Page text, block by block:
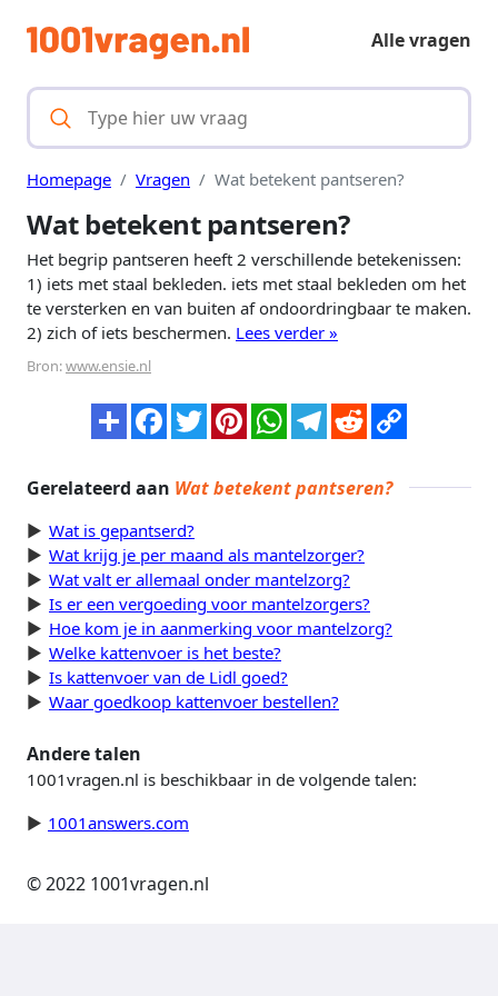
Alle vragen
Homepage Vragen Wat betekent pantseren?
Wat betekent pantseren?
Het begrip pantseren heeft 2 verschillende betekenissen:
1) iets met staal bekleden. iets met staal bekleden om het
te versterken en van buiten af ondoordringbaar te maken.
2) zich of iets beschermen. Lees verder »
Bron:www.ensie.nl
Gerelateerd aan Wat betekent pantseren?
Wat is gepantserd?
Wat krijg je per maand als mantelzorger?
Wat valt er allemaal onder mantelzorg?
Is er een vergoeding voor mantelzorgers?
Hoe kom je in aanmerking voor mantelzorg?
Welke kattenvoer is het beste?
Is kattenvoer van de Lidl goed?
Waar goedkoop kattenvoer bestellen?
Andere talen
1001vragen.nl is beschikbaar in de volgende talen:
1001answers.com
© 2022 1001vragen.nl